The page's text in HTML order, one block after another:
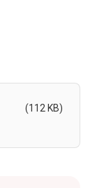
(112 KB)